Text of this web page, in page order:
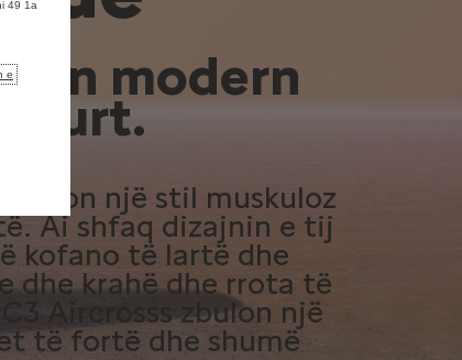
modern
ofron një stil muskuloz
Ai shfaq dizajnin e tij
kofano të lartë dhe
dhe krahë dhe rrota të
C3 Aircrosss zbulon një
të fortë dhe shumë
49 1a
e